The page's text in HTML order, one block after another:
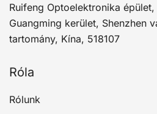
Ruifeng Optoelektronika épület,
Guangming kerület, Shenzhen
tartomány, Kína, 518107
Róla
Rólunk